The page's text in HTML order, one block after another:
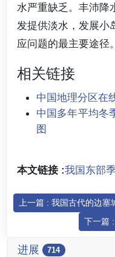
水严重缺乏。丰沛降
发提供淡水，发展小
应问题的最主要途径。
相关链接
中国地理分区在
中国多年平均冬
图
本文链接 :我国东部
上一篇 : 我国古代的边
下一篇
进展 714